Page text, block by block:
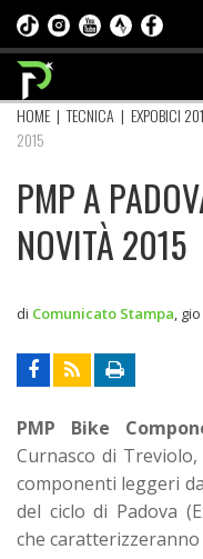
HOME |TECNICA | EXPOBICI
2015
PMP A
NOVITÀ 2015
di Comunicato Stampa
PMP Bike
Curnasco di
componenti leggeri
del ciclo di Padova
che caratterizzeranno